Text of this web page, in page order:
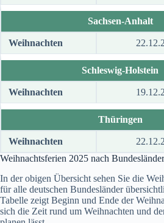
Sachsen-Anhalt
Weihnachten
Schleswig-Holstein
Weihnachten
Thüringen
Weihnachten
Weihnachtsferien 2025 nach
In der obigen Übersicht sehen Sie die
für alle deutschen Bundesländer
Tabelle zeigt Beginn und Ende der
sich die Zeit rund um Weihnachten und